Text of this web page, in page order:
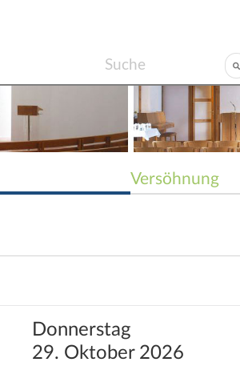
Versöhnung
Donnerstag
29. Oktober 2026